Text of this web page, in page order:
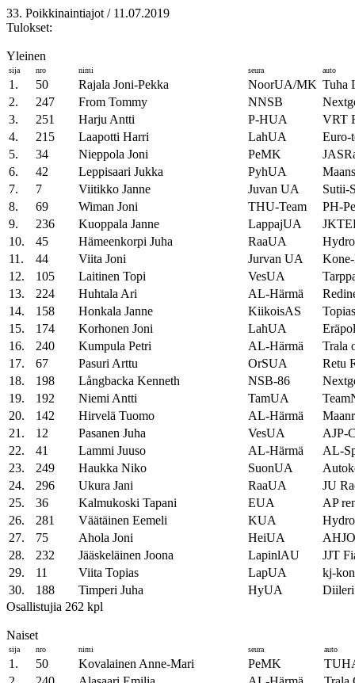
33. Poikkinaintiajot / 11.07.2019
Tulokset:
Yleinen
sija nro nimi seura auto
1. 50 Rajala Joni-Pekka NoorUA/MK Tuha
2.
247 From Tommy NNSB
3.
251 Harju Antti P-HUA
VRT
4.
215 Laapotti Harri LahUA
Euro-
5.
34 Nieppola Joni PeMK
6.
42 Leppisaari Jukka PyhUA
7.
7 Viitikko Janne Juvan UA
Sutii-
8.
69 Wiman Joni THU-Team
PH-
9.
236 Kuoppala Janne LappajUA
10.
45 Hämeenkorpi Juha RaaUA
11.
44 Viita Joni Jurvan UA
12.
105 Laitinen Topi VesUA
13.
224 Huhtala Ari AL-Härmä
14.
158 Honkala Janne KiikoisAS
15.
174 Korhonen Joni LahUA
16.
240 Kumpula Petri AL-Härmä
Trala
17.
67 Pasuri Arttu OrSUA
Retu
18.
198 Långbacka Kenneth NSB-86
19.
192 Niemi Antti TamUA
20.
142 Hirvelä Tuomo AL-Härmä
21.
12 Pasanen Juha VesUA
AJP-
22.
41 Lammi Juuso AL-Härmä
AL-
23.
249 Haukka Niko SuonUA
24.
296 Ukura Jani RaaUA
JU
25.
36 Kalmukoski Tapani EUA
AP
26.
281 Väätäinen Eemeli KUA
27.
75 Ahola Joni HeiUA
28.
232 Jääskeläinen Joona LapinlAU
JJT
29.
11 Viita Topias LapUA
kj-
30.
188 Timperi Juha HyUA
Osallistujia 262 kpl
Naiset
sija nro nimi seura auto
1. 50 Kovalainen Anne-Mari PeMK